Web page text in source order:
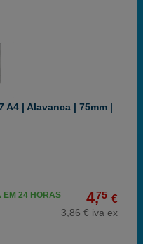
A4 | Alavanca | 75mm |
4,75 €
3,86 € iva ex
EM 24 HORAS